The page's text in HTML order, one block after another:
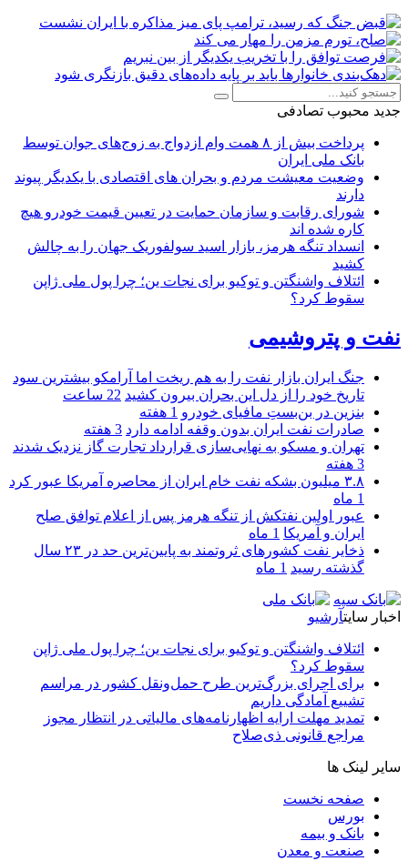
جدید محبوب تصادفی
پرداخت بیش از ۸ همت وام ازدواج به زوج‌های جوان توسط
بانک ملی ایران
وضعیت معیشت مردم و بحران های اقتصادی با یکدیگر پیوند
دارند
شورای رقابت و سازمان حمایت در تعیین قیمت خودرو هیچ
کاره شده اند
انسداد تنگه هرمز، بازار اسید سولفوریک جهان را به چالش
کشید
ائتلاف واشنگتن و توکیو برای نجات ین؛ چرا پول ملی ژاپن
سقوط کرد؟
نفت و پتروشیمی
جنگ ایران بازار نفت را به هم ریخت اما آرامکو بیشترین سود
تاریخ خود را از دل این بحران بیرون کشید 22 ساعت
بنزین در بن‌بستِ مافیای خودرو 1 هفته
صادرات نفت ایران بدون وقفه ادامه دارد 3 هفته
تهران و مسکو به نهایی‌سازی قرارداد تجارت گاز نزدیک شدند
3 هفته
۳.۸ میلیون بشکه نفت خام ایران از محاصره آمریکا عبور کرد
1 ماه
عبور اولین نفتکش از تنگه هرمز پس از اعلام توافق صلح
ایران و آمریکا 1 ماه
ذخایر نفت کشورهای ثروتمند به پایین‌ترین حد در ۲۳ سال
گذشته رسید 1 ماه
اخبار سایتآرشیو
ائتلاف واشنگتن و توکیو برای نجات ین؛ چرا پول ملی ژاپن
سقوط کرد؟
برای اجرای بزرگ‌ترین طرح حمل‌ونقل کشور در مراسم
تشییع آمادگی داریم
تمدید مهلت ارایه اظهارنامه‌های مالیاتی در انتظار مجوز
مراجع قانونی ذی‌‏صلاح
سایر لینک ها
صفحه نخست
بورس
بانک و بیمه
صنعت و معدن